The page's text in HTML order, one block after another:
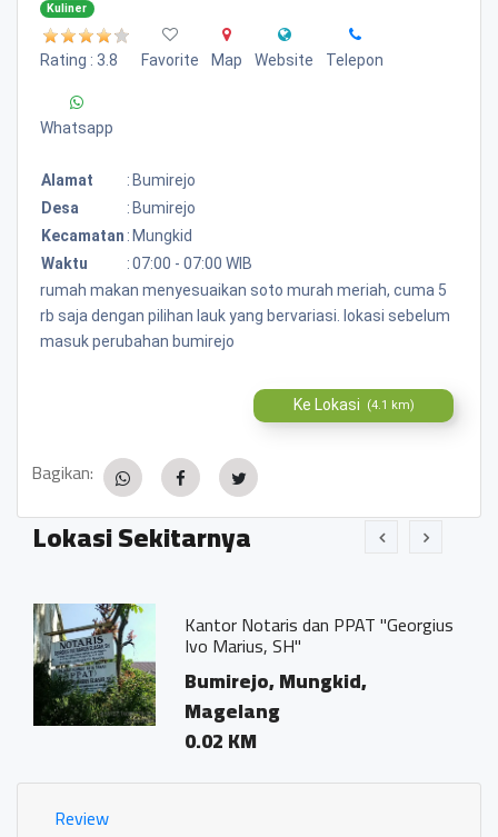
Kuliner
Rating : 3.8 Favorite Map Website Telepon
Whatsapp
Alamat : Bumirejo
Desa
: Bumirejo
Kecamatan : Mungkid
Waktu
:07:00 - 07:00 WIB
rumah makan menyesuaikan soto murah meriah, cuma 5
rb saja dengan pilihan lauk yang bervariasi. lokasi sebelum
masuk perubahan bumirejo
Ke Lokasi (4.1 km)
Bagikan:
Lokasi Sekitarnya
Kantor Notaris dan PPAT "Georgius
Ivo Marius, SH"
Bumirejo, Mungkid,
Magelang
0.02 KM
Review